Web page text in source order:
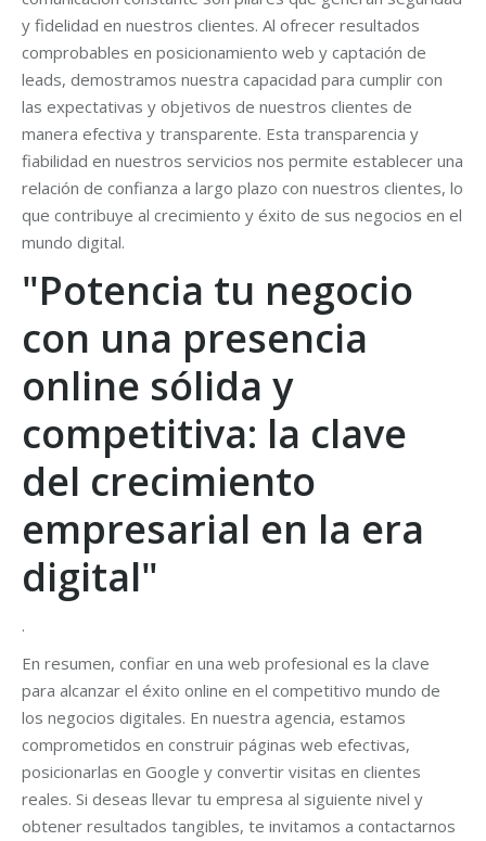
y fidelidad en nuestros clientes. Al ofrecer resultados
comprobables en posicionamiento web y captación de
leads, demostramos nuestra capacidad para cumplir con
las expectativas y objetivos de nuestros clientes de
manera efectiva y transparente. Esta transparencia y
fiabilidad en nuestros servicios nos permite establecer una
relación de confianza a largo plazo con nuestros clientes, lo
que contribuye al crecimiento y éxito de sus negocios en el
mundo digital.
"Potencia tu negocio
con una presencia
online sólida y
competitiva: la clave
del crecimiento
empresarial en la era
digital"
.
En resumen, confiar en una web profesional es la clave
para alcanzar el éxito online en el competitivo mundo de
los negocios digitales. En nuestra agencia, estamos
comprometidos en construir páginas web efectivas,
posicionarlas en Google y convertir visitas en clientes
reales. Si deseas llevar tu empresa al siguiente nivel y
obtener resultados tangibles, te invitamos a contactarnos